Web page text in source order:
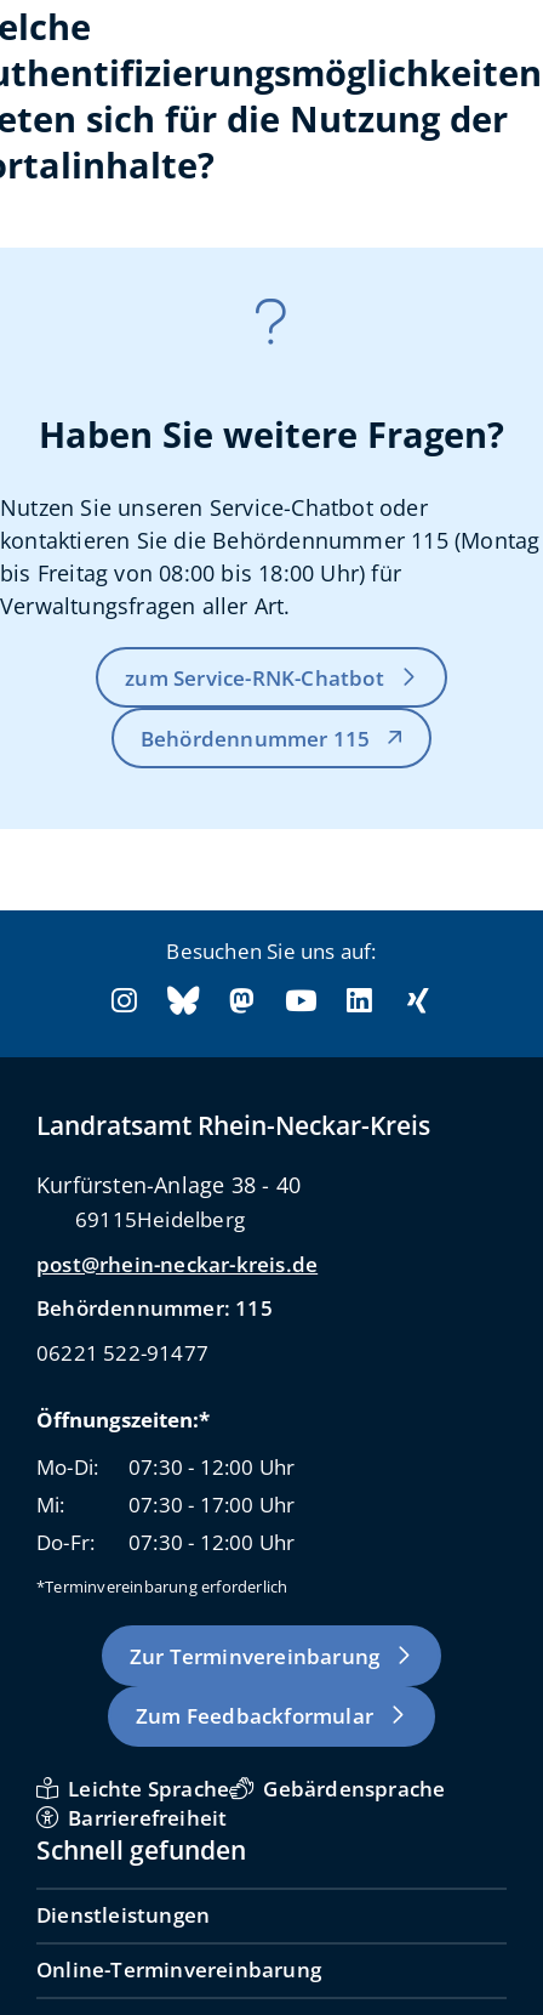
sich für die Nutzung der
Haben Sie weitere Fragen?
Nutzen Sie unseren Service-Chatbot oder
kontaktieren Sie die Behördennummer 115 (Montag
bis Freitag von 08:00 bis 18:00 Uhr) für
Verwaltungsfragen aller Art.
zum Service-RNK-Chatbot
Behördennummer 115
Besuchen Sie uns auf:
Landratsamt Rhein-Neckar-Kreis
Kurfürsten-Anlage 38 - 40
69115Heidelberg
post@rhein-neckar-kreis.de
Behördennummer: 115
06221 522-91477
Öffnungszeiten:*
Mo-Di:
07:30 - 12:00 Uhr
Mi:
07:30 - 17:00 Uhr
Do-Fr:
07:30 - 12:00 Uhr
*Terminvereinbarung erforderlich
Zur Terminvereinbarung
Zum Feedbackformular
Leichte Sprache
Gebärdensprache
Barrierefreiheit
Schnell gefunden
Dienstleistungen
Online-Terminvereinbarung